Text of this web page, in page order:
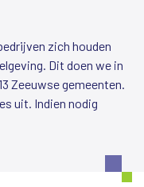
zich houden
Dit doen we in
Zeeuwse gemeenten.
uit. Indien nodig